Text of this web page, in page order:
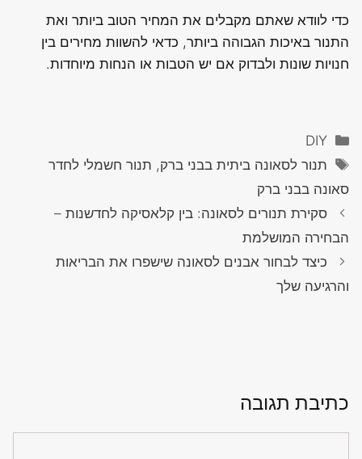
כדי לוודא שאתם מקבלים את המחיר הטוב ביותר ואת
התנור באיכות הגבוהה ביותר, כדאי להשוות מחירים בין
חנויות שונות ולבדוק אם יש הטבות או הנחות מיוחדות.
קטגוריות
DIY
תגיות
תנור לסאונה ביתית בבני ברק, תנור חשמלי לחדר
סאונה בבני ברק
סקירת תנורים לסאונה: בין קלאסיקה לחדשנות –
הבחירה המושלמת
כיצד לבחור אבנים לסאונה שישפרו את הבריאות
והרגיעה שלך
כתיבת תגובה